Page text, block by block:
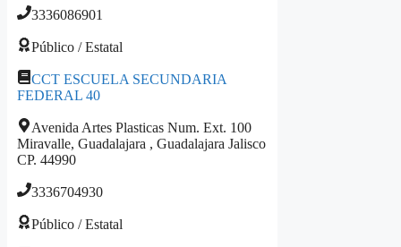
3336086901
Público / Estatal
CCT ESCUELA SECUNDARIA
FEDERAL 40
Avenida Artes Plasticas Num. Ext. 100
Miravalle, Guadalajara , Guadalajara Jalisco
CP. 44990
3336704930
Público / Estatal